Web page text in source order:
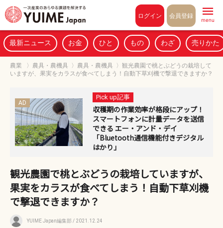
ログイン 会員登録
menu
最新ニュース お金 ひと もの わざ 売りかた
農業 〉 農具・農機具 〉 農具・農機具 〉 観光農園で桃とぶどうの栽培して
いますが、果実をカラスが食べてしまう！自動下草刈機で撃退できますか？
AD
Pick up記事
収穫期の作業効率が格段にアップ！
スマートフォンに計量データを送信
できる エー・アンド・デイ
「Bluetooth通信機能付きデジタル
はかり」
観光農園で桃とぶどうの栽培していますが、
果実をカラスが食べてしまう！自動下草刈機
で撃退できますか？
YUIME Japan編集部 / 2021.12.24